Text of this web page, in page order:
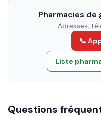
Pharmacies de
Adresses,
📞
Liste
Questions